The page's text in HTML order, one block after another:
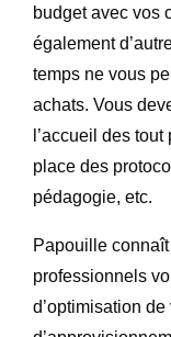
budget avec vos
également
temps ne vous
achats. Vous
l’accueil des
place des
pédagogie, etc.
Papouille
professionnels
d’optimisation